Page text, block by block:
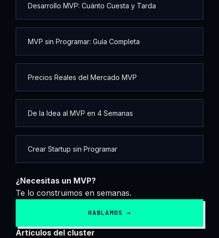
Desarrollo MVP: Cuánto Cuesta y Tarda
MVP sin Programar: Guía Completa
Precios Reales del Mercado MVP
De la Idea al MVP en 4 Semanas
Crear Startup sin Programar
¿Necesitas un MVP?
Te lo construimos en semanas.
HABLAMOS →
Artículos del cluster